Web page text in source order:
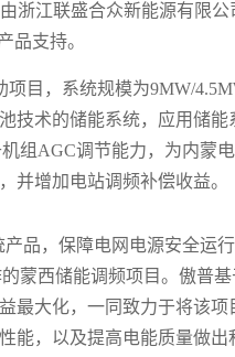
浙江联盛合众新能源有限公
品支持。
项目，系统规模为9MW/
技术的储能系统，应用储能
组 AGC调节能力，为内蒙
并增加电站调频补偿收益。
品，保障电网电源安全运
蒙西储能调频项目。傲普
最大化，一同致力于将该项
能，以及提高电能质量做